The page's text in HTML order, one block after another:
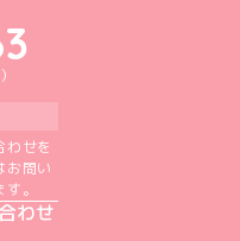
公式アカウント
X公式アカウント
ーみんInstagram公式アカウント
どりーみんFacebook公式アカウン
めいどりーみんYouTube公式アカ
わせを
お問い
。
わせ